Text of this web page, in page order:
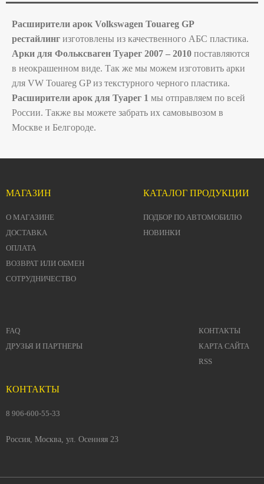
Расширители арок Volkswagen Touareg GP
рестайлинг изготовлены из качественного АБС пластика.
Арки для Фольксваген Туарег 2007 – 2010 поставляются
в неокрашенном виде. Так же мы можем изготовить арки
для VW Touareg GP из текстурного черного пластика.
Расширители арок для Туарег 1 мы отправляем по всей
России. Также вы можете забрать их самовывозом в
Москве и Белгороде.
МАГАЗИН
О МАГАЗИНЕ
ДОСТАВКА
ОПЛАТА
ВОЗВРАТ ИЛИ ОБМЕН
СОТРУДНИЧЕСТВО
КАТАЛОГ ПРОДУКЦИИ
ПОДБОР ПО АВТОМОБИЛЮ
НОВИНКИ
FAQ
ДРУЗЬЯ И ПАРТНЕРЫ
КОНТАКТЫ
КАРТА САЙТА
RSS
КОНТАКТЫ
8 906-600-55-33
Россия, Москва, ул. Осенняя 23